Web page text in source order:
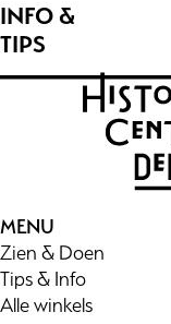
INFO &
TIPS
MENU
Zien & Doen
Tips & Info
Alle winkels